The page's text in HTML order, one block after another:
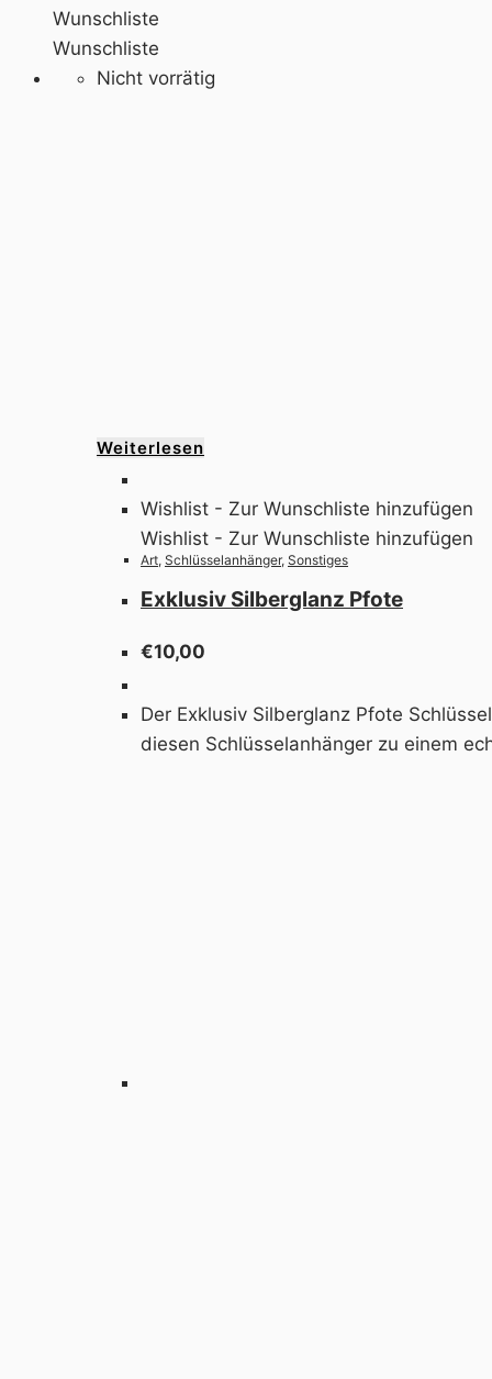
Wunschliste
Wunschliste
Nicht vorrätig
Weiterlesen
Wishlist - Zur Wunschliste hinzufügen
Wishlist - Zur Wunschliste hinzufügen
Art, Schlüsselanhänger, Sonstiges
Exklusiv Silberglanz Pfote
€10,00
Der Exklusiv Silberglanz Pfote
diesen Schlüsselanhänger zu einem